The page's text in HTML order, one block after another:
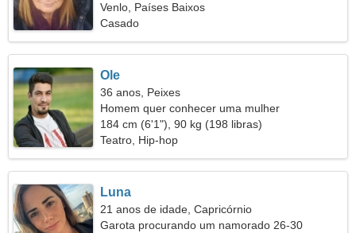
Venlo, Países Baixos
Casado
Ole
36 anos, Peixes
Homem quer conhecer uma mulher
184 cm (6'1"), 90 kg (198 libras)
Teatro, Hip-hop
Luna
21 anos de idade, Capricórnio
Garota procurando um namorado 26-30